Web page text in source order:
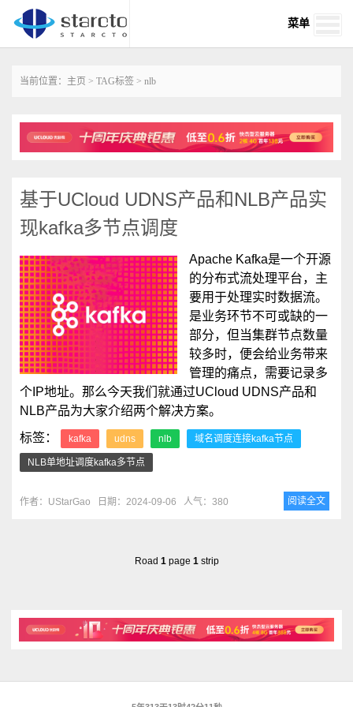
菜单
当前位置： 主页 > TAG标签 > nlb
基于UCloud UDNS产品和NLB产品实
现kafka多节点调度
‌‌Apache ‌Kafka是一个开源
的分布式流处理平台，主
要用于处理实时数据流。‌
是业务环节不可或缺的一
部分，但当集群节点数量
较多时，便会给业务带来
管理的痛点，需要记录多
个IP地址。那么今天我们就通过UCloud UDNS产品和
NLB产品为大家介绍两个解决方案。
标签：
kafka udns nlb 域名调度连接kafka节点
NLB单地址调度kafka多节点
作者：UStarGao 日期：2024-09-06 人气：380 阅读全文
Road 1page 1strip